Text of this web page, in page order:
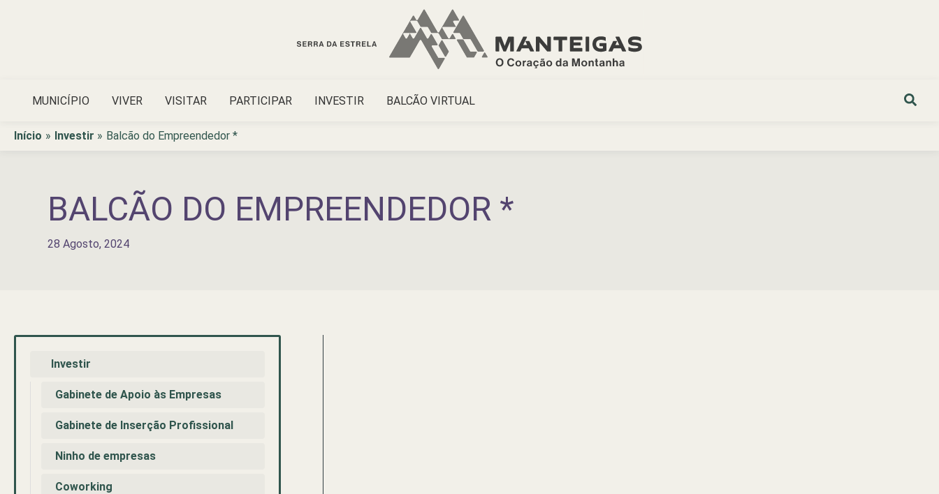
MUNICÍPIO VIVER VISITAR PARTICIPAR INVESTIR BALCÃO VIRTUAL
Início Investir Balcão do Empreendedor *
BALCÃO DO EMPREENDEDOR *
28 Agosto, 2024
Investir
Gabinete de Apoio às Empresas
Gabinete de Inserção Profissional
Ninho de empresas
Coworking